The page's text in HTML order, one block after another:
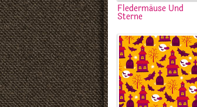
Fledermäuse Und
Sterne